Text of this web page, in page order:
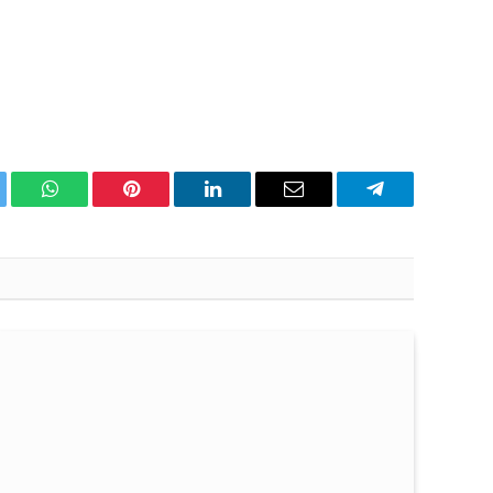
WhatsAppPinterest
Linkedin'deEmail Telegram